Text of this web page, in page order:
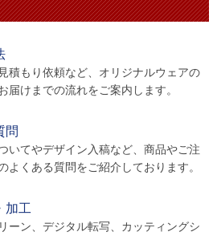
積もり依頼など、オリジナルウェアの
届けまでの流れをご案内します。
問
いてやデザイン入稿など、商品やご注
よくある質問をご紹介しております。
加工
ーン、デジタル転写、カッティングシ